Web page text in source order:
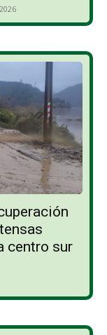
centro sur